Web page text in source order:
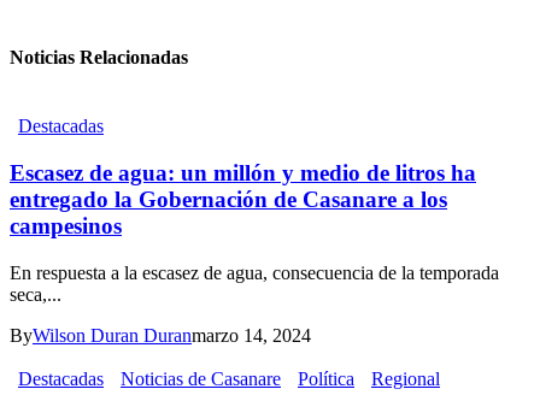
Noticias Relacionadas
Destacadas
Escasez de agua: un millón y medio de litros ha
entregado la Gobernación de Casanare a los
campesinos
En respuesta a la escasez de agua, consecuencia de la temporada
seca,...
ByWilson Duran Duranmarzo 14, 2024
Destacadas Noticias de Casanare Política Regional